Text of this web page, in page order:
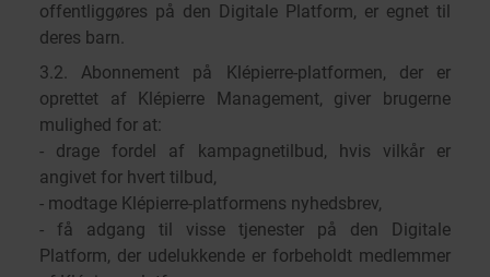
offentliggøres på den Digitale Platform, er egnet til
deres barn.
3.2. Abonnement på Klépierre-platformen, der er
oprettet af Klépierre Management, giver brugerne
mulighed for at:
- drage fordel af kampagnetilbud, hvis vilkår er
angivet for hvert tilbud,
- modtage Klépierre-platformens nyhedsbrev,
- få adgang til visse tjenester på den Digitale
Platform, der udelukkende er forbeholdt medlemmer